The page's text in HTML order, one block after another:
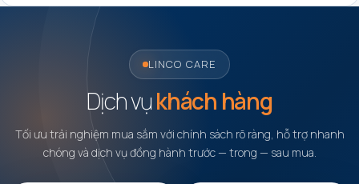
LINCO CARE
Dịch vụkhách hàng
Tối ưu trải nghiệm mua sắm với chính sách rõ ràng, hỗ trợ nhanh
chóng và dịch vụ đồng hành trước — trong — sau mua.